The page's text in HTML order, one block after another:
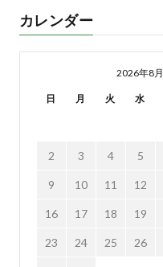
カレンダー
2026年8月
日 月 火 水
2 3 4 5
9 10 11 12
16 17 18 19
23 24 25 26